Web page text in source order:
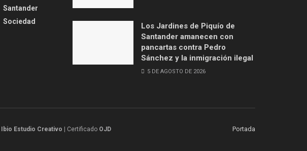
Santander
Sociedad
Los Jardines de Piquío de
Santander amanecen con
pancartas contra Pedro
Sánchez y la inmigración ilegal
5 DE AGOSTO DE 2026
Portada
Ibio Estudio Creativo | Certificado OJD